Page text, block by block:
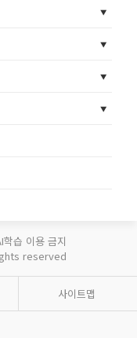
습 이용 금지
reserved
사이트맵